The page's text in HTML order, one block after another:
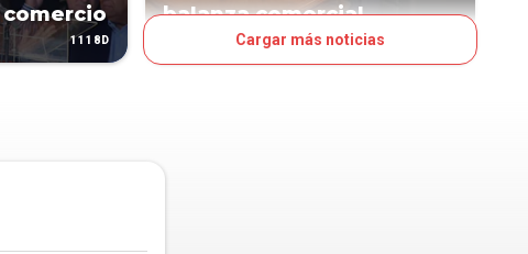
1118D
balanza comercial
Cargar más noticias